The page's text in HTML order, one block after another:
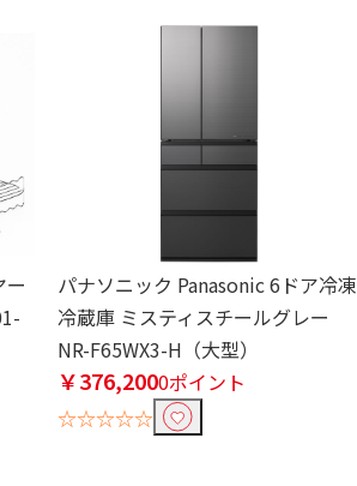
ー
パナソニック Panasonic 6ドア冷凍
冷蔵庫 ミスティスチールグレー
NR-F65WX3-H（大型）
￥376,2000ポイント
☆☆☆☆☆